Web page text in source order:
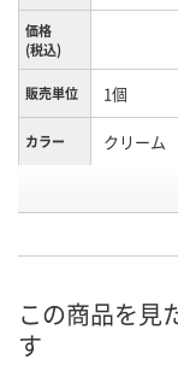
価格
(税込)
販売単位 1個
カラー クリーム
この商品を見
す